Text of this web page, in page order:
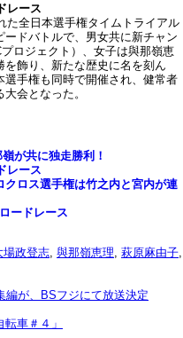
レース
た全日本選手権タイムトライアル
ドバトルで、男女共に新チャン
ロジェクト）、女子は與那嶺恵
飾り、新たな歴史に名を刻ん
手権も同時で開催され、健常者
大会となった。
が共に独走勝利！
レース
ロス選手権は竹之内と宮内が連
ードレース
場政登志 與那嶺恵理 萩原麻由子
編が、BSフジにて放送決定
車＃４」